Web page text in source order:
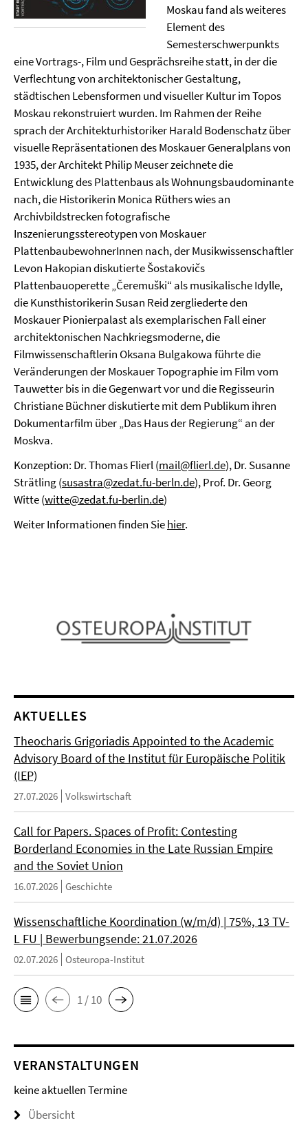
Moskau fand als weiteres
Element des
Semesterschwerpunkts
eine Vortrags-, Film und Gesprächsreihe statt, in der die
Verflechtung von architektonischer Gestaltung,
städtischen Lebensformen und visueller Kultur im Topos
Moskau rekonstruiert wurden. Im Rahmen der Reihe
sprach der Architekturhistoriker Harald Bodenschatz über
visuelle Repräsentationen des Moskauer Generalplans von
1935, der Architekt Philip Meuser zeichnete die
Entwicklung des Plattenbaus als Wohnungsbaudominante
nach, die Historikerin Monica Rüthers wies an
Archivbildstrecken fotografische
Inszenierungsstereotypen von Moskauer
PlattenbaubewohnerInnen nach, der Musikwissenschaftler
Levon Hakopian diskutierte Šostakovičs
Plattenbauoperette „Čeremuški“ als musikalische Idylle,
die Kunsthistorikerin Susan Reid zergliederte den
Moskauer Pionierpalast als exemplarischen Fall einer
architektonischen Nachkriegsmoderne, die
Filmwissenschaftlerin Oksana Bulgakowa führte die
Veränderungen der Moskauer Topographie im Film vom
Tauwetter bis in die Gegenwart vor und die Regisseurin
Christiane Büchner diskutierte mit dem Publikum ihren
Dokumentarfilm über „Das Haus der Regierung“ an der
Moskva.
Konzeption: Dr. Thomas Flierl (mail@flierl.de), Dr. Susanne
Strätling (susastra@zedat.fu-berln.de), Prof. Dr. Georg
Witte (witte@zedat.fu-berlin.de)
Weiter Informationen finden Siehier.
AKTUELLES
Theocharis Grigoriadis Appointed to the Academic
Advisory Board of the Institut für Europäische Politik
(IEP)
27.07.2026 Volkswirtschaft
Call for Papers. Spaces of Profit: Contesting
Borderland Economies in the Late Russian Empire
and the Soviet Union
16.07.2026 Geschichte
Wissenschaftliche Koordination (w/m/d) | 75%, 13 TV-
L FU | Bewerbungsende: 21.07.2026
02.07.2026 Osteuropa-Institut
1 / 10
VERANSTALTUNGEN
keine aktuellen Termine
Übersicht